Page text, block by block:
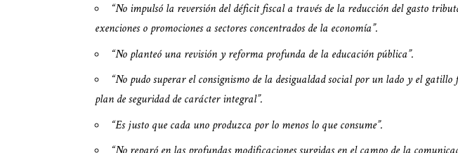
“No impulsó la reversión del déficit fiscal a través de la reducción del gasto
exenciones o promociones a sectores concentrados de la economía”.
“No planteó una revisión y reforma profunda de la educación pública”.
“No pudo superar el consignismo de la desigualdad social por un lado y el
plan de seguridad de carácter integral”.
“Es justo que cada uno produzca por lo menos lo que consume”.